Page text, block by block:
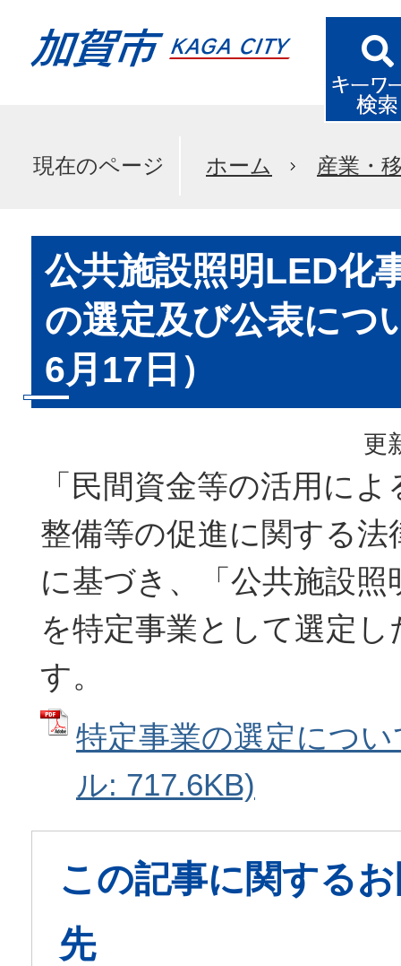
現在のページ ホーム 産業・
公共施設照明LED化
の選定及び公表につ
6月17日）
更
「民間資金等の活用に
整備等の促進に関する法
に基づき、「公共施設照
を特定事業として選定
す。
特定事業の選定につ
ル: 717.6KB)
この記事に関する
先